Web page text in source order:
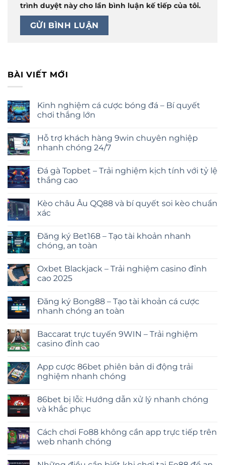
trình duyệt này cho lần bình luận kế tiếp của tôi.
BÀI VIẾT MỚI
Kinh nghiệm cá cược bóng đá – Bí quyết
chơi thắng lớn
Hỗ trợ khách hàng 9win chuyên nghiệp
nhanh chóng 24/7
Đá gà Topbet – Trải nghiệm kịch tính với tỷ lệ
thắng cao
Kèo châu Âu QQ88 và bí quyết soi kèo chuẩn
xác
Đăng ký Bet168 – Tạo tài khoản nhanh
chóng, an toàn
Oxbet Blackjack – Trải nghiệm casino đỉnh
cao 2025
Đăng ký Bong88 – Tạo tài khoản cá cược
nhanh chóng an toàn
Baccarat trực tuyến 9WIN – Trải nghiệm
casino đỉnh cao
App cược 86bet phiên bản di động trải
nghiệm nhanh chóng
86bet bị lỗi: Hướng dẫn xử lý nhanh chóng
và khắc phục
Cách chơi Fo88 không cần app trực tiếp trên
web nhanh chóng